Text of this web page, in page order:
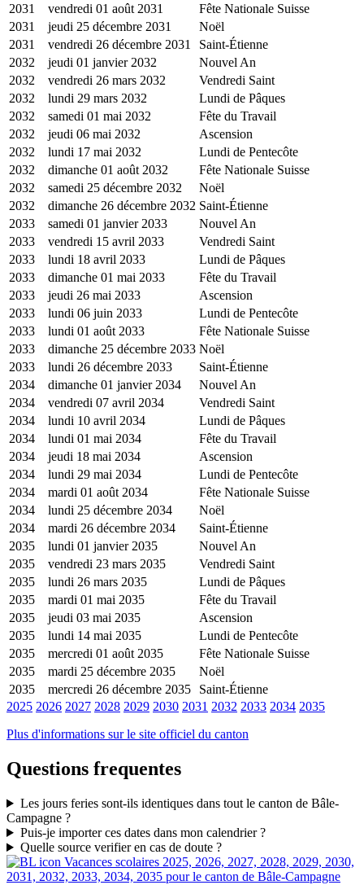
2031
vendredi 01 août 2031
Fête Nationale Suisse
2031
jeudi 25 décembre 2031
Noël
2031
vendredi 26 décembre 2031
Saint-Étienne
2032
jeudi 01 janvier 2032
Nouvel An
2032
vendredi 26 mars 2032
Vendredi Saint
2032
lundi 29 mars 2032
Lundi de Pâques
2032
samedi 01 mai 2032
Fête du Travail
2032
jeudi 06 mai 2032
Ascension
2032
lundi 17 mai 2032
Lundi de Pentecôte
2032
dimanche 01 août 2032
Fête Nationale Suisse
2032
samedi 25 décembre 2032
Noël
2032
dimanche 26 décembre 2032 Saint-Étienne
2033
samedi 01 janvier 2033
Nouvel An
2033
vendredi 15 avril 2033
Vendredi Saint
2033
lundi 18 avril 2033
Lundi de Pâques
2033
dimanche 01 mai 2033
Fête du Travail
2033
jeudi 26 mai 2033
Ascension
2033
lundi 06 juin 2033
Lundi de Pentecôte
2033
lundi 01 août 2033
Fête Nationale Suisse
2033
dimanche 25 décembre 2033 Noël
2033
lundi 26 décembre 2033
Saint-Étienne
2034
dimanche 01 janvier 2034
Nouvel An
2034
vendredi 07 avril 2034
Vendredi Saint
2034
lundi 10 avril 2034
Lundi de Pâques
2034
lundi 01 mai 2034
Fête du Travail
2034
jeudi 18 mai 2034
Ascension
2034
lundi 29 mai 2034
Lundi de Pentecôte
2034
mardi 01 août 2034
Fête Nationale Suisse
2034
lundi 25 décembre 2034
Noël
2034
mardi 26 décembre 2034
Saint-Étienne
2035
lundi 01 janvier 2035
Nouvel An
2035
vendredi 23 mars 2035
Vendredi Saint
2035
lundi 26 mars 2035
Lundi de Pâques
2035
mardi 01 mai 2035
Fête du Travail
2035
jeudi 03 mai 2035
Ascension
2035
lundi 14 mai 2035
Lundi de Pentecôte
2035
mercredi 01 août 2035
Fête Nationale Suisse
2035
mardi 25 décembre 2035
Noël
2035
mercredi 26 décembre 2035
Saint-Étienne
2025 2026 2027 2028 2029 2030 2031 2032 2033 2034 2035
Plus d'informations sur le site officiel du canton
Questions frequentes
Les jours feries sont-ils identiques dans tout le canton de Bâle-
Campagne ?
Puis-je importer ces dates dans mon calendrier ?
Quelle source verifier en cas de doute ?
Vacances scolaires 2025, 2026, 2027, 2028, 2029, 2030,
2031, 2032, 2033, 2034, 2035 pour le canton de Bâle-Campagne